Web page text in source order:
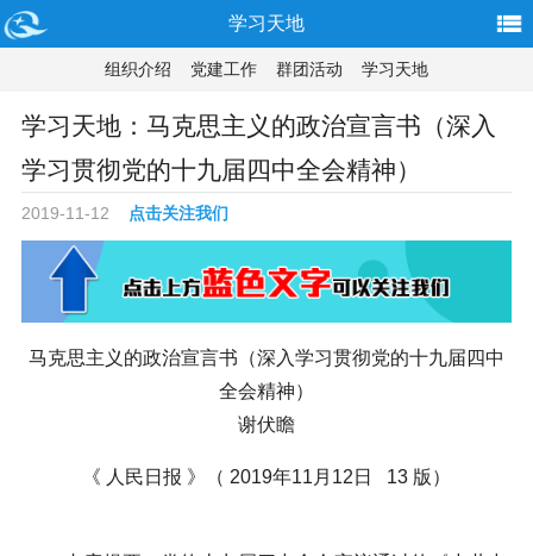
学习天地
组织介绍 党建工作 群团活动 学习天地
学习天地：马克思主义的政治宣言书（深入
学习贯彻党的十九届四中全会精神）
2019-11-12 点击关注我们
马克思主义的政治宣言书（深入学习贯彻党的十九届四中
全会精神）
谢伏瞻
《 人民日报 》（ 2019年11月12日 13 版）